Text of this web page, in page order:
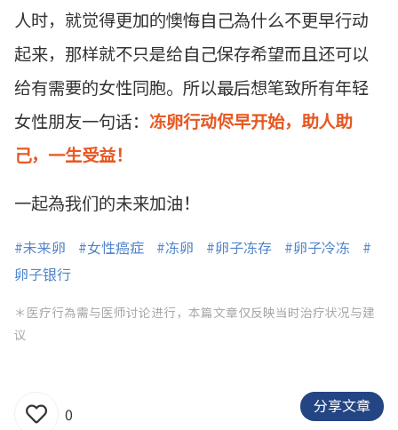
人时，就觉得更加的懊悔自己為什么不更早行动
起来，那样就不只是给自己保存希望而且还可以
给有需要的女性同胞。所以最后想笔致所有年轻
女性朋友一句话： 冻卵行动侭早开始，助人助
己，一生受益！
一起為我们的未来加油！
#未来卵 #女性癌症 #冻卵 #卵子冻存 #卵子冷冻
#
卵子银行
＊医疗行為需与医师讨论进行，本篇文章仅反映当时治疗状况与建
议
0 分享文章